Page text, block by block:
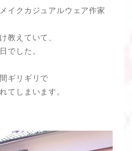
イクカジュアルウェア作家
教えていて、
でした。
ギリギリで
てしまいます。